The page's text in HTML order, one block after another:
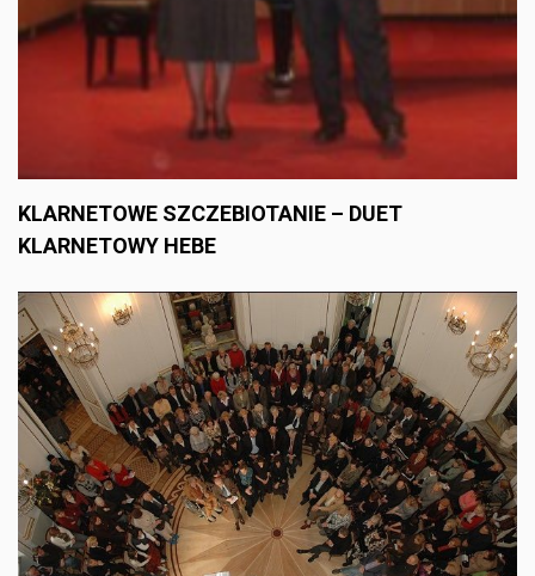
KLARNETOWE SZCZEBIOTANIE – DUET
KLARNETOWY HEBE